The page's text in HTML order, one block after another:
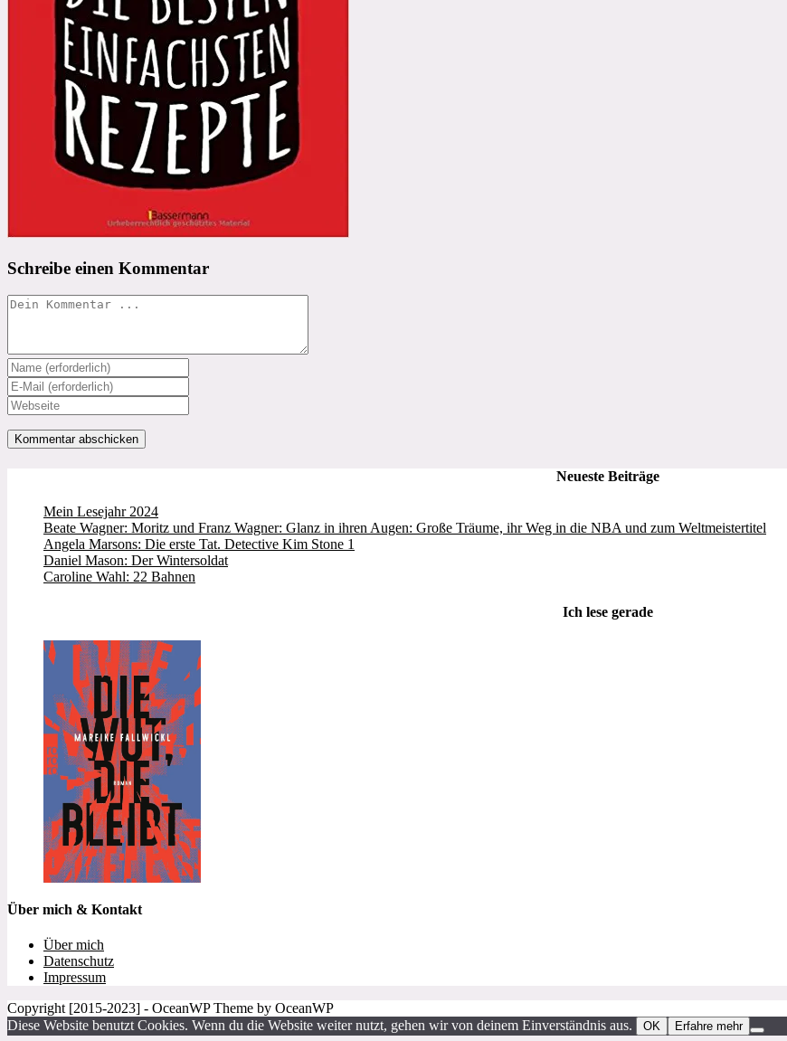
Schreibe einen Kommentar
Kommentieren
Gib
deinen
Namen
oder
Benutzernamen
zum
Gib
deine
E-
Mail-
Adresse
Gib
deine
Website-
URL
Neueste Beiträge
Mein Lesejahr 2024
Beate Wagner: Moritz und Franz Wagner: Glanz in ihren Augen: Große Träume, ihr Weg in die NBA und zum Weltmeistertitel
Angela Marsons: Die erste Tat. Detective Kim Stone 1
Daniel Mason: Der Wintersoldat
Caroline Wahl: 22 Bahnen
Ich lese gerade
Über mich & Kontakt
Über mich
Datenschutz
Impressum
Copyright [2015-2023] - OceanWP Theme by OceanWP
Diese Website benutzt Cookies. Wenn du die Website weiter nutzt, gehen wir von deinem Einverständnis aus.
OK Erfahre mehr